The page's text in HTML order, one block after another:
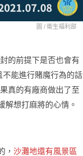
圖 /衛生福利部
的前提下是否也會有
能進行賭魔行為的話
真的有廠商做出了至
解想打麻將的心情。
， 沙灘地還有風景區